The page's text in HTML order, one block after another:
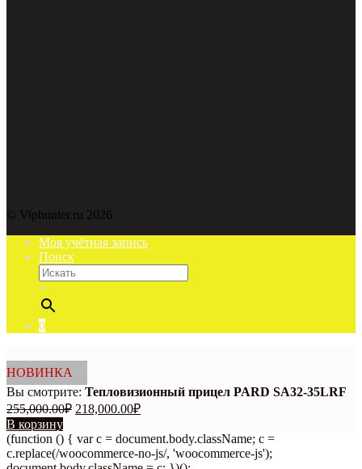
© Viphunter.ru 2026
Моя учётная запись
Поиск
×
0
НОВИНКА
Вы смотрите: Тепловизионный прицел PARD SA32-35LRF
255,000.00₽ Первоначальная
составляла
255,000.00₽.
218,000.00₽Текущая
218,000.00₽.
В корзину
(function () { var c = document.body.className; c =
c.replace(/woocommerce-no-js/, 'woocommerce-js');